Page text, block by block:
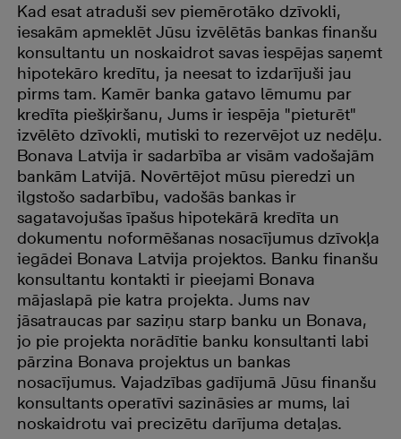
Kad esat atraduši sev piemērotāko dzīvokli,
iesakām apmeklēt Jūsu izvēlētās bankas finanšu
konsultantu un noskaidrot savas iespējas saņemt
hipotekāro kredītu, ja neesat to izdarījuši jau
pirms tam. Kamēr banka gatavo lēmumu par
kredīta piešķiršanu, Jums ir iespēja "pieturēt"
izvēlēto dzīvokli, mutiski to rezervējot uz nedēļu.
Bonava Latvija ir sadarbība ar visām vadošajām
bankām Latvijā. Novērtējot mūsu pieredzi un
ilgstošo sadarbību, vadošās bankas ir
sagatavojušas īpašus hipotekārā kredīta un
dokumentu noformēšanas nosacījumus dzīvokļa
iegādei Bonava Latvija projektos. Banku finanšu
konsultantu kontakti ir pieejami Bonava
mājaslapā pie katra projekta. Jums nav
jāsatraucas par saziņu starp banku un Bonava,
jo pie projekta norādītie banku konsultanti labi
pārzina Bonava projektus un bankas
nosacījumus. Vajadzības gadījumā Jūsu finanšu
konsultants operatīvi sazināsies ar mums, lai
noskaidrotu vai precizētu darījuma detaļas.